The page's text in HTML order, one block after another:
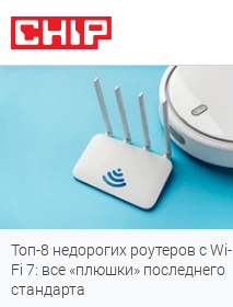
Топ-8 недорогих роутеров с Wi-
Fi 7: все «плюшки» последнего
стандарта